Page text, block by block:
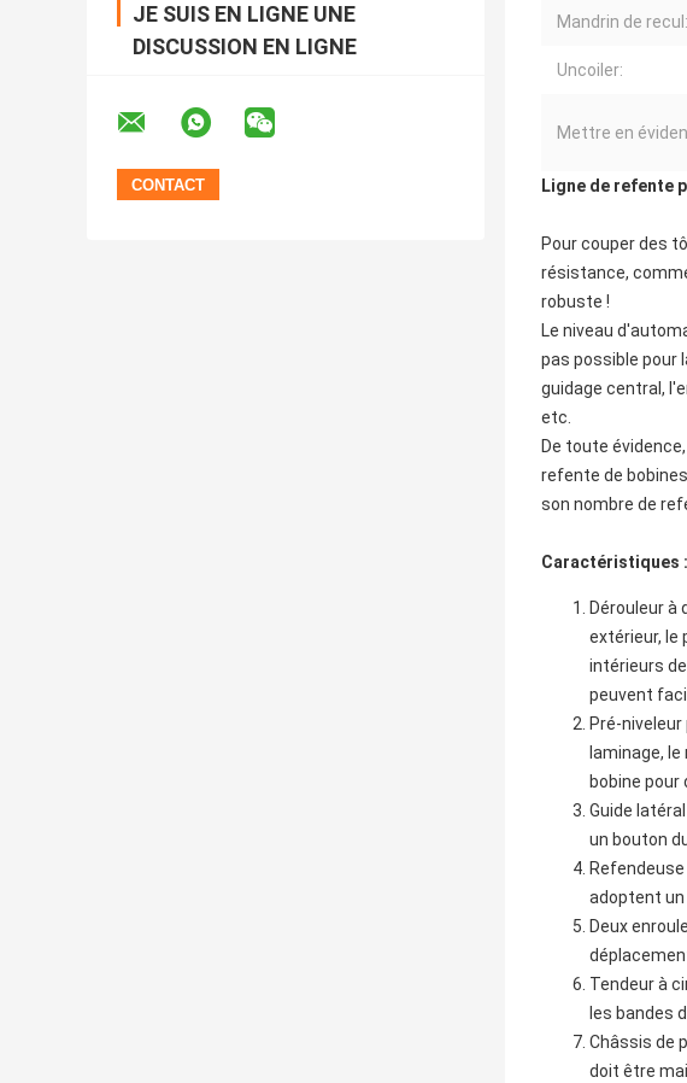
JE SUIS EN LIGNE UNE
DISCUSSION EN LIGNE
Mandrin de recul:
Uncoiler:
Mettre en
Ligne de refente
Pour couper des
résistance,
robuste !
Le niveau
pas possible pour
guidage central,
etc.
De toute
refente de
son nombre de
Caractéristiques :
Dérouleur
extérieur, le
intérieurs
peuvent
Pré-
laminage,
bobine
Guide
un bouton
adoptent un
Deux
Tendeur à
les bandes
Châssis de
doit être